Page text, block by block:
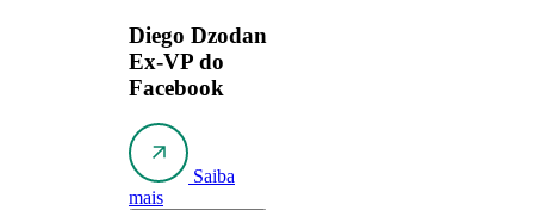
Diego Dzodan
Ex-VP do
Facebook
Saiba
mais